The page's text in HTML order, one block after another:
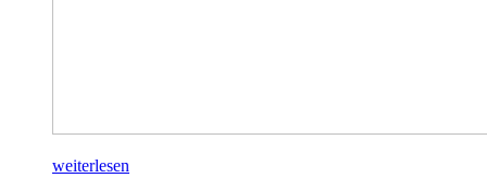
weiterlesen